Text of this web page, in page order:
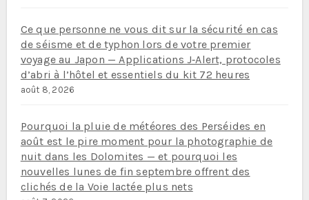
Ce que personne ne vous dit sur la sécurité en cas
de séisme et de typhon lors de votre premier
voyage au Japon — Applications J‑Alert, protocoles
d’abri à l’hôtel et essentiels du kit 72 heures
août 8, 2026
Pourquoi la pluie de météores des Perséides en
août est le pire moment pour la photographie de
nuit dans les Dolomites — et pourquoi les
nouvelles lunes de fin septembre offrent des
clichés de la Voie lactée plus nets